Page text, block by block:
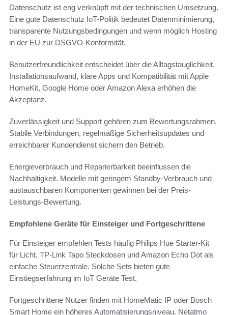
Datenschutz ist eng verknüpft mit der technischen Umsetzung.
Eine gute Datenschutz IoT-Politik bedeutet Datenminimierung,
transparente Nutzungsbedingungen und wenn möglich Hosting
in der EU zur DSGVO-Konformität.
Benutzerfreundlichkeit entscheidet über die Alltagstauglichkeit.
Installationsaufwand, klare Apps und Kompatibilität mit Apple
HomeKit, Google Home oder Amazon Alexa erhöhen die
Akzeptanz.
Zuverlässigkeit und Support gehören zum Bewertungsrahmen.
Stabile Verbindungen, regelmäßige Sicherheitsupdates und
erreichbarer Kundendienst sichern den Betrieb.
Energieverbrauch und Reparierbarkeit beeinflussen die
Nachhaltigkeit. Modelle mit geringem Standby-Verbrauch und
austauschbaren Komponenten gewinnen bei der Preis-
Leistungs-Bewertung.
Empfohlene Geräte für Einsteiger und Fortgeschrittene
Für Einsteiger empfehlen Tests häufig Philips Hue Starter-Kit
für Licht, TP-Link Tapo Steckdosen und Amazon Echo Dot als
einfache Steuerzentrale. Solche Sets bieten gute
Einstiegserfahrung im IoT Geräte Test.
Fortgeschrittene Nutzer finden mit HomeMatic IP oder Bosch
Smart Home ein höheres Automatisierungsniveau. Netatmo